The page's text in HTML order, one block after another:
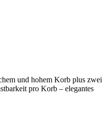
und hohem Korb plus zwei
pro Korb – elegantes